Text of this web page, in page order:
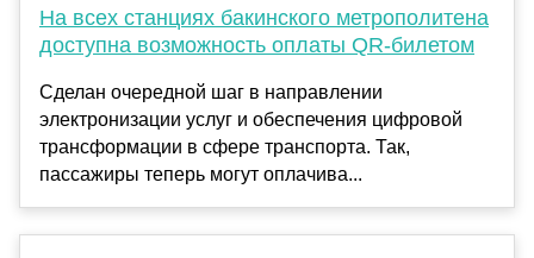
На всех станциях бакинского метрополитена
доступна возможность оплаты QR-билетом
Сделан очередной шаг в направлении
электронизации услуг и обеспечения цифровой
трансформации в сфере транспорта. Так,
пассажиры теперь могут оплачива...